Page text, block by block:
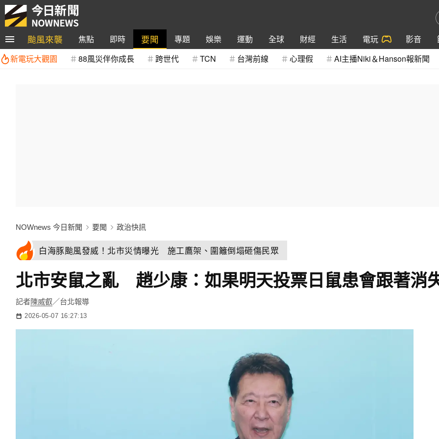
颱風來襲 焦點 即時 要聞 專題 娛樂 運動 全球 財經 生活 電玩 影音
新電玩大觀園
88風災伴你成長 跨世代 TCN 台灣前線 心理假 AI主播Niki＆Hanson報新聞
NOWnews 今日新聞 要聞 政治快訊
白海豚颱風發威！北市災情曝光 施工鷹架、圍籬倒塌砸傷民眾
北市安鼠之亂 趙少康：如果明天投票日鼠患會跟著消
記者陳威叡／台北報導
2026-05-07 16:27:13